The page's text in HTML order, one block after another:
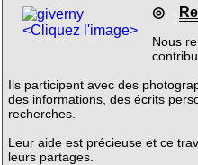
<Cliquez l'image>
◎
Nous
Ils participent avec des
des informations, des écrits
recherches.
Leur aide est précieuse et ce
leurs partages.